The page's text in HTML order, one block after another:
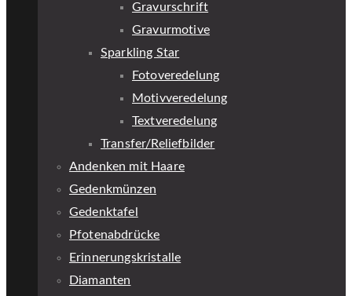
Gravurschrift
Gravurmotive
Sparkling Star
Fotoveredelung
Motivveredelung
Textveredelung
Transfer/Reliefbilder
Andenken mit Haare
Gedenkmünzen
Gedenktafel
Pfotenabdrücke
Erinnerungskristalle
Diamanten